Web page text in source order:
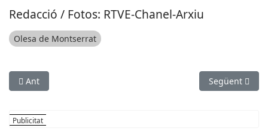
Redacció / Fotos: RTVE-Chanel-Arxiu
Olesa de Montserrat
Article anterior: El festival Gong de Collbató es posposa per a
Ant Article
Següent